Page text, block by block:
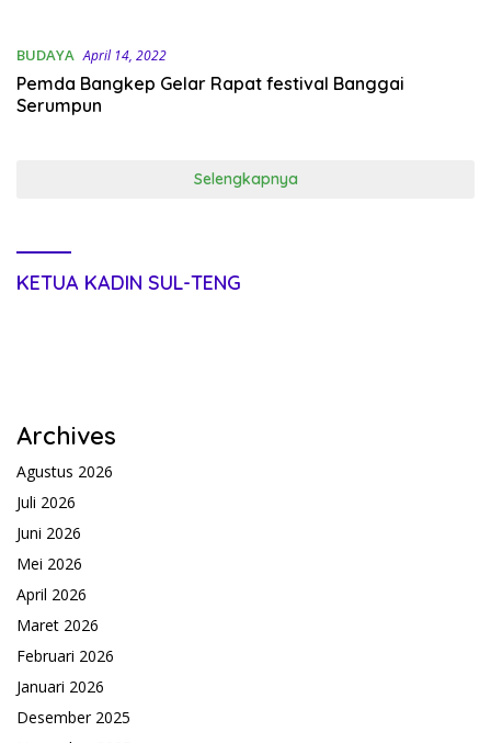
BUDAYA April 14, 2022
Pemda Bangkep Gelar Rapat festival Banggai
Serumpun
Selengkapnya
KETUA KADIN SUL-TENG
Archives
Agustus 2026
Juli 2026
Juni 2026
Mei 2026
April 2026
Maret 2026
Februari 2026
Januari 2026
Desember 2025